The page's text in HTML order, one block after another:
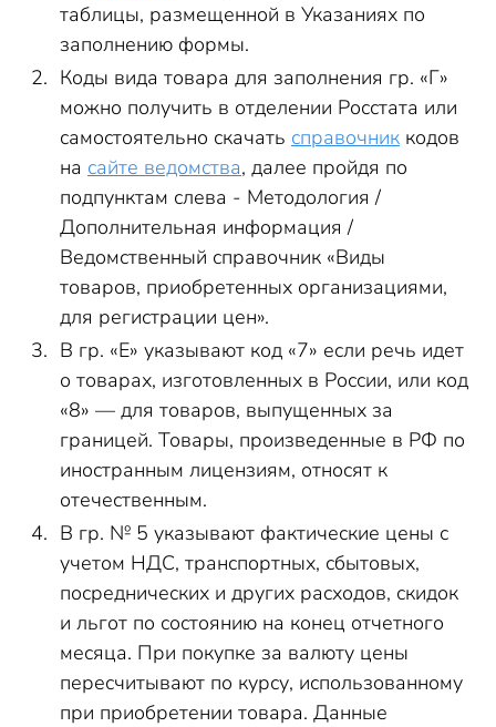
таблицы, размещенной в Указаниях по
заполнению формы.
Коды вида товара для заполнения гр. «Г»
можно получить в отделении Росстата или
самостоятельно скачать справочник кодов
на сайте ведомства, далее пройдя по
подпунктам слева - Методология /
Дополнительная информация /
Ведомственный справочник «Виды
товаров, приобретенных организациями,
для регистрации цен».
В гр. «Е» указывают код «7» если речь идет
о товарах, изготовленных в России, или код
«8» — для товаров, выпущенных за
границей. Товары, произведенные в РФ по
иностранным лицензиям, относят к
отечественным.
В гр. № 5 указывают фактические цены с
учетом НДС, транспортных, сбытовых,
посреднических и других расходов, скидок
и льгот по состоянию на конец отчетного
месяца. При покупке за валюту цены
пересчитывают по курсу, использованному
при приобретении товара. Данные